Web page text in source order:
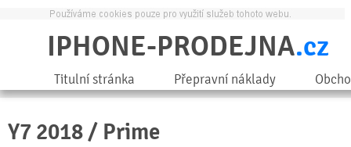
IPHONE-PRODEJNA.cz
Titulní stránka Přepravní náklady
Y7 2018 / Prime